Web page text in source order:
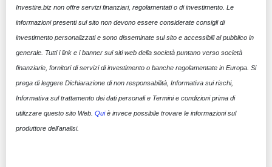
Investire.biz non offre servizi finanziari, regolamentati o di investimento. Le
informazioni presenti sul sito non devono essere considerate consigli di
investimento personalizzati e sono disseminate sul sito e accessibili al pubblico in
generale. Tutti i link e i banner sui siti web della società puntano verso società
finanziarie, fornitori di servizi di investimento o banche regolamentate in Europa. Si
prega di leggere Dichiarazione di non responsabilità, Informativa sui rischi,
Informativa sul trattamento dei dati personali e Termini e condizioni prima di
utilizzare questo sito Web. Quiè invece possibile trovare le informazioni sul
produttore dell'analisi.